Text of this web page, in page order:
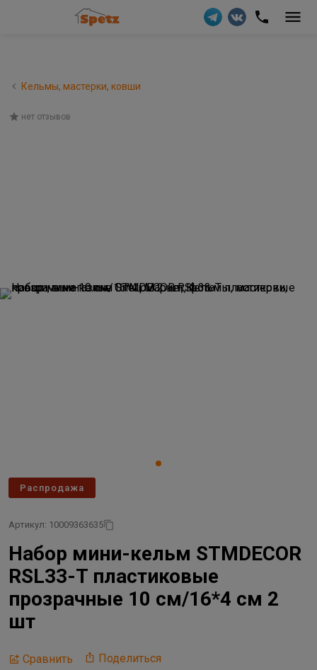
Кельмы, мастерки, ковши
нет отзывов
Распродажа
Артикул: 10009363635
Набор мини-кельм STMDECOR
RSL33-T пластиковые
прозрачные 10 см/16*4 см 2
шт
Сравнить Поделиться